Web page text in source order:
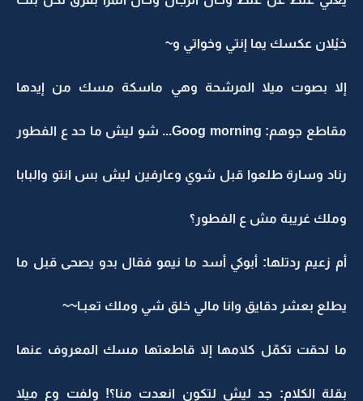
خيْلان عكسك يما إنتي وخواتي و~
إلا بصوت ميلا المرشحة وهي ماسكة مسك من إيدها
مقاطع جوهم: Goog morning... شو ليش ما حد ع الفطور
رناد وسارة طلعوا قبل شوي وعارفين ليش بس انتو والبابا
وملك غريبة مش ع الفطور؟
أم زعيم ردتلها: أبوكي أسد ما نيمو فقال بدو يصحى قبل ما
يطلع بعشر دقايق وانا مالي خلق شي وملك تعبـا~~
ما لحقت تكمّل كلامها إلا قاطعتها مسك المعروف عنها
بقلة الكلام: جد ليش لتكون انعدت منا؟! ولفت وع ميلا